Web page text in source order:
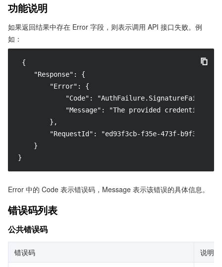
功能说明
如果返回结果中存在 Error 字段，则表示调用 API 接口失败。例
如：
{
    "Response": {
        "Error": {
            "Code": "AuthFailure.SignatureFailure",
"Message": "The provided credentials
        },
"RequestId": "ed93f3cb-f35e-473f-b9f3-
    }
}
Error 中的 Code 表示错误码，Message 表示该错误的具体信息。
错误码列表
公共错误码
错误码 说明